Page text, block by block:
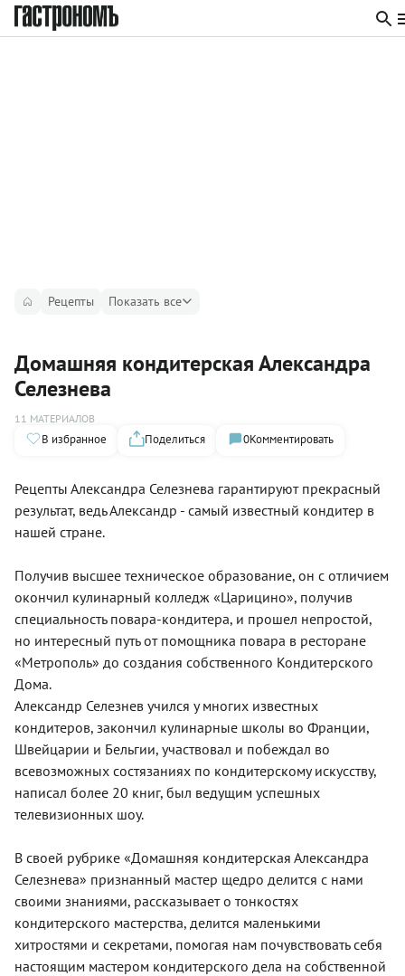
Рецепты Показать все
Домашняя кондитерская Александра
Селезнева
11 МАТЕРИАЛОВ
В избранное Поделиться 0Комментировать
Рецепты Александра Селезнева гарантируют прекрасный
результат, ведь Александр - самый известный кондитер в
нашей стране.
Получив высшее техническое образование, он с отличием
окончил кулинарный колледж «Царицино», получив
специальность повара-кондитера, и прошел непростой,
но интересный путь от помощника повара в ресторане
«Метрополь» до создания собственного Кондитерского
Дома.
Александр Селезнев учился у многих известных
кондитеров, закончил кулинарные школы во Франции,
Швейцарии и Бельгии, участвовал и побеждал во
всевозможных состязаниях по кондитерскому искусству,
написал более 20 книг, был ведущим успешных
телевизионных шоу.
В своей рубрике «Домашняя кондитерская Александра
Селезнева» признанный мастер щедро делится с нами
своими знаниями, рассказывает о тонкостях
кондитерского мастерства, делится маленькими
хитростями и секретами, помогая нам почувствовать себя
настоящим мастером кондитерского дела на собственной